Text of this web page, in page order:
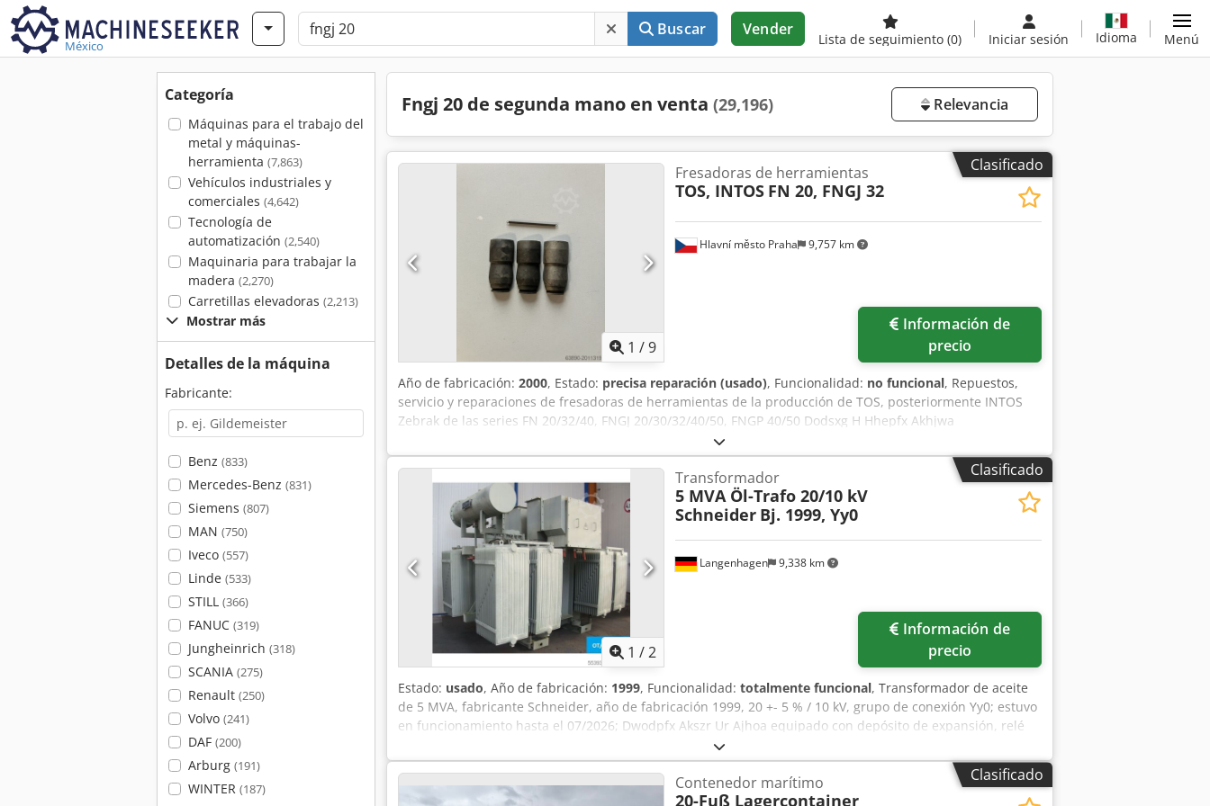
México
Buscar Vender
Lista de seguimiento (0) Iniciar sesión Idioma Menú
Categoría
Máquinas para el trabajo del
metal y máquinas-
herramienta (7,863)
Vehículos industriales y
comerciales (4,642)
Tecnología de
automatización (2,540)
Maquinaria para trabajar la
madera (2,270)
Carretillas elevadoras (2,213)
Mostrar más
Detalles de la máquina
Fabricante:
Benz (833)
Mercedes-Benz (831)
Siemens (807)
MAN (750)
Iveco (557)
Linde (533)
STILL (366)
FANUC (319)
Jungheinrich (318)
SCANIA (275)
Renault (250)
Volvo (241)
DAF (200)
Arburg (191)
WINTER (187)
Fngj 20 de segunda mano en venta (29,196) Relevancia
Clasificado
1 /9
Hlavní město Praha 9,757 km
Fresadoras de herramientas
TOS, INTOS FN 20, FNGJ 32
precio
Año de fabricación: 2000, Estado: precisa reparación (usado), Funcionalidad: no funcional, Repuestos,
servicio y reparaciones de fresadoras de herramientas de la producción de TOS, posteriormente INTOS
Zebrak de las series FN 20/32/40, FNGJ 20/30/32/40/50, FNGP 40/50 Dodsxg H Hhepfx Akhjwa
Clasificado
Pedir más fotos
1 /2
Langenhagen 9,338 km
Transformador
5 MVA Öl-Trafo 20/10 kV
Schneider Bj. 1999, Yy0
precio
Estado: usado, Año de fabricación: 1999, Funcionalidad: totalmente funcional, Transformador de aceite
de 5 MVA, fabricante Schneider, año de fabricación 1999, 20 +- 5 % / 10 kV, grupo de conexión Yy0; estuvo
en funcionamiento hasta el 07/2026; Dwodpfx Akszr Ur Ajhoa equipado con depósito de expansión, relé
de Buchholz, deshumidificador y termómetro de aguja.
Clasificado
Contenedor marítimo
20-Fuß Lagercontainer